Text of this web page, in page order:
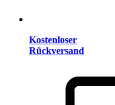
Kostenloser
Rückversand